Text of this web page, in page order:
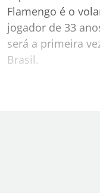
Flamengo é o
jogador de 33
será a primeira
Brasil.